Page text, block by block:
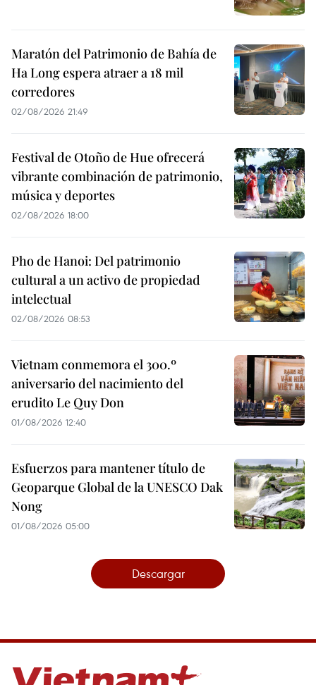
Maratón del Patrimonio de Bahía de
Ha Long espera atraer a 18 mil
corredores
02/08/2026 21:49
Festival de Otoño de Hue ofrecerá
vibrante combinación de patrimonio,
música y deportes
02/08/2026 18:00
Pho de Hanoi: Del patrimonio
cultural a un activo de propiedad
intelectual
02/08/2026 08:53
Vietnam conmemora el 300.º
aniversario del nacimiento del
erudito Le Quy Don
01/08/2026 12:40
Esfuerzos para mantener título de
Geoparque Global de la UNESCO Dak
Nong
01/08/2026 05:00
Descargar